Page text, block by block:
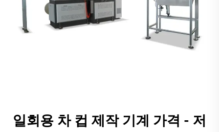
일회용 차 컵 제작 기계 가격 - 저